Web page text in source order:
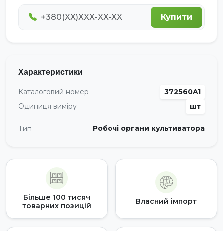
Купити
Характеристики
Каталоговий номер
372560A1
Одиниця виміру
шт
Тип Робочі органи культиватора
Більше 100 тисяч
товарних позицій
Власний імпорт